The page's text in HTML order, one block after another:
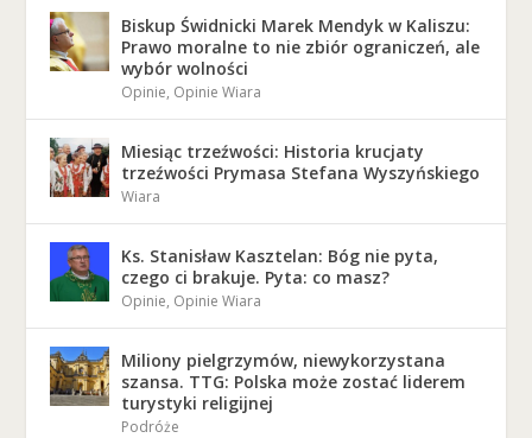
Biskup Świdnicki Marek Mendyk w Kaliszu:
Prawo moralne to nie zbiór ograniczeń, ale
wybór wolności
Opinie, Opinie Wiara
Miesiąc trzeźwości: Historia krucjaty
trzeźwości Prymasa Stefana Wyszyńskiego
Wiara
Ks. Stanisław Kasztelan: Bóg nie pyta,
czego ci brakuje. Pyta: co masz?
Opinie, Opinie Wiara
Miliony pielgrzymów, niewykorzystana
szansa. TTG: Polska może zostać liderem
turystyki religijnej
Podróże